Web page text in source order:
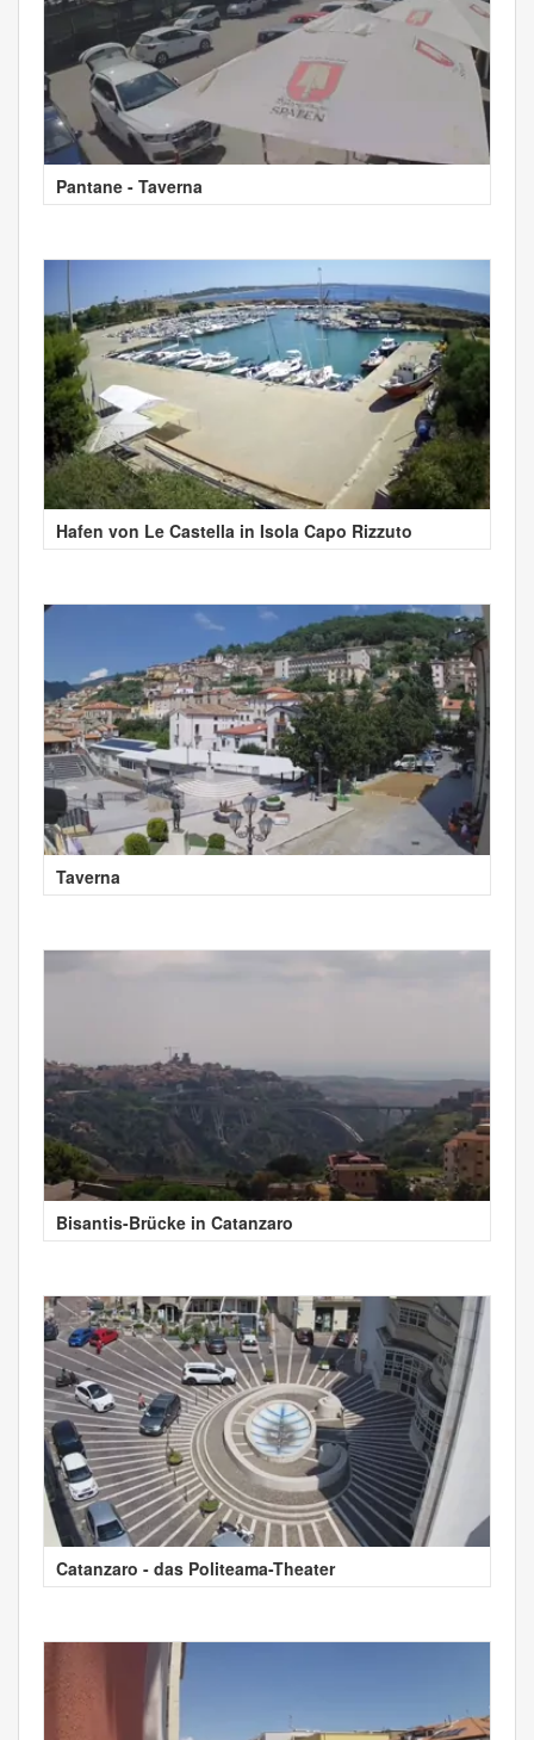
Pantane - Taverna
Hafen von Le Castella in Isola Capo Rizzuto
Taverna
Bisantis-Brücke in Catanzaro
Catanzaro - das Politeama-Theater